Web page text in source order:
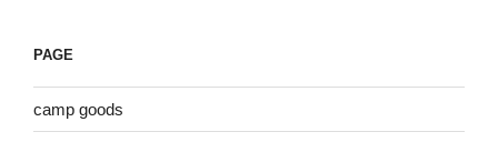
PAGE
camp goods